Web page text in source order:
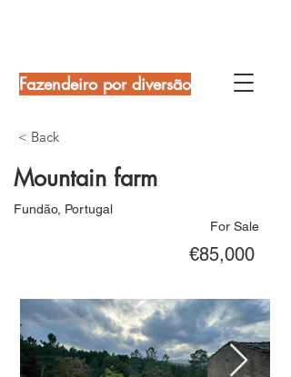
Fazendeiro por diversão
< Back
Mountain farm
Fundão, Portugal
For Sale
€85,000